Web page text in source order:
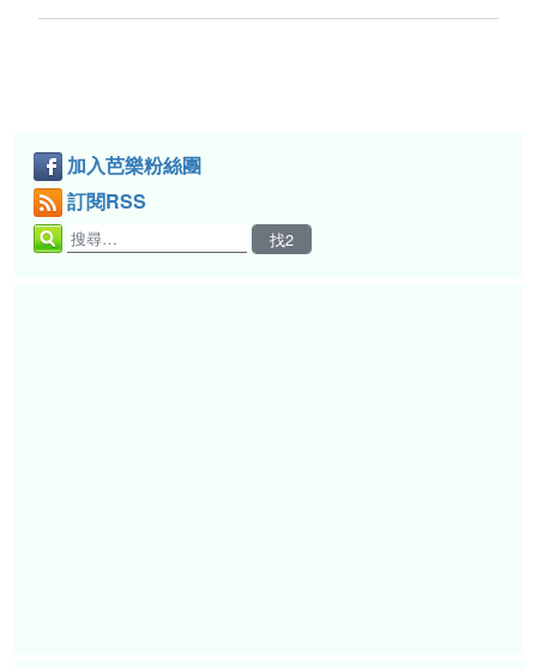
加入芭樂粉絲團
訂閱RSS